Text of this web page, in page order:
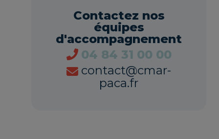
Contactez nos
équipes
d'accompagnement
04 84 31 00 00
contact@cmar-
paca.fr